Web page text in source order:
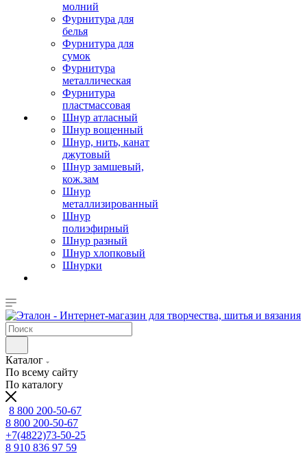
молний
Фурнитура для
белья
Фурнитура для
сумок
Фурнитура
металлическая
Фурнитура
пластмассовая
Шнур атласный
Шнур вощенный
Шнур, нить, канат
джутовый
Шнур замшевый,
кож.зам
Шнур
металлизированный
Шнур
полиэфирный
Шнур разный
Шнур хлопковый
Шнурки
Каталог
По всему сайту
По каталогу
8 800 200-50-67
8 800 200-50-67
+7(4822)73-50-25
8 910 836 97 59